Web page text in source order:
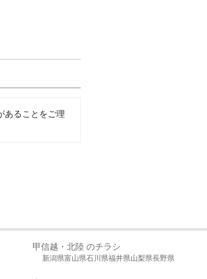
あることをご理
甲信越・北陸 のチラシ
新潟県富山県石川県福井県山梨県長野県